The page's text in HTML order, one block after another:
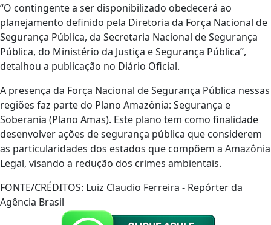
“O contingente a ser disponibilizado obedecerá ao
planejamento definido pela Diretoria da Força Nacional de
Segurança Pública, da Secretaria Nacional de Segurança
Pública, do Ministério da Justiça e Segurança Pública”,
detalhou a publicação no Diário Oficial.
A presença da Força Nacional de Segurança Pública nessas
regiões faz parte do Plano Amazônia: Segurança e
Soberania (Plano Amas). Este plano tem como finalidade
desenvolver ações de segurança pública que considerem
as particularidades dos estados que compõem a Amazônia
Legal, visando a redução dos crimes ambientais.
FONTE/CRÉDITOS: Luiz Claudio Ferreira - Repórter da
Agência Brasil